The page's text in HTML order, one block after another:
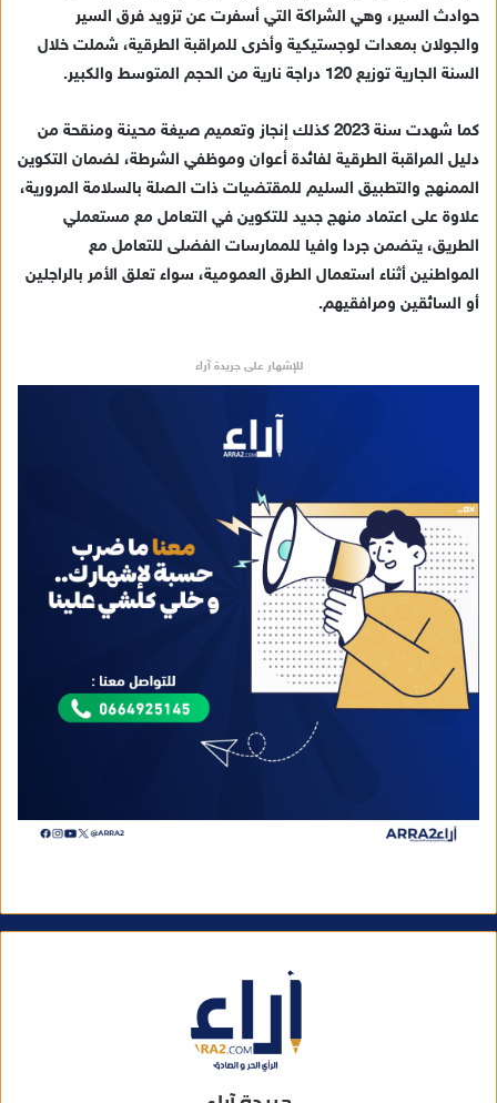
حوادث السير، وهي الشراكة التي أسفرت عن تزويد فرق السير
والجولان بمعدات لوجستيكية وأخرى للمراقبة الطرقية، شملت خلال
السنة الجارية توزيع 120 دراجة نارية من الحجم المتوسط والكبير.
كما شهدت سنة 2023 كذلك إنجاز وتعميم صيغة محينة ومنقحة من
دليل المراقبة الطرقية لفائدة أعوان وموظفي الشرطة، لضمان التكوين
الممنهج والتطبيق السليم للمقتضيات ذات الصلة بالسلامة المرورية،
علاوة على اعتماد منهج جديد للتكوين في التعامل مع مستعملي
الطريق، يتضمن جردا وافيا للممارسات الفضلى للتعامل مع
المواطنين أثناء استعمال الطرق العمومية، سواء تعلق الأمر بالراجلين
أو السائقين ومرافقيهم.
للإشهار على جريدة آراء